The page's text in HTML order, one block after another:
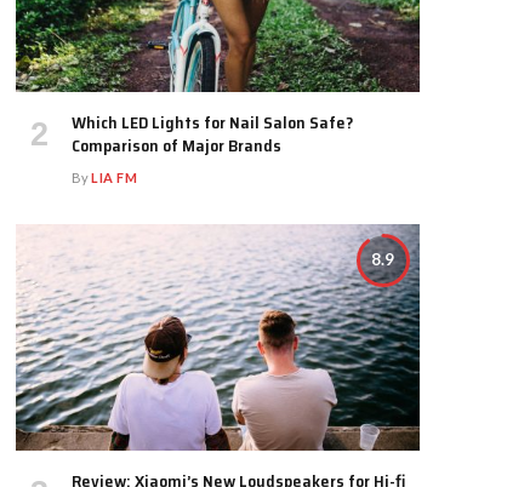
Which LED Lights for Nail Salon Safe?
Comparison of Major Brands
ByLIA FM
8.9
Review: Xiaomi’s New Loudspeakers for Hi-fi